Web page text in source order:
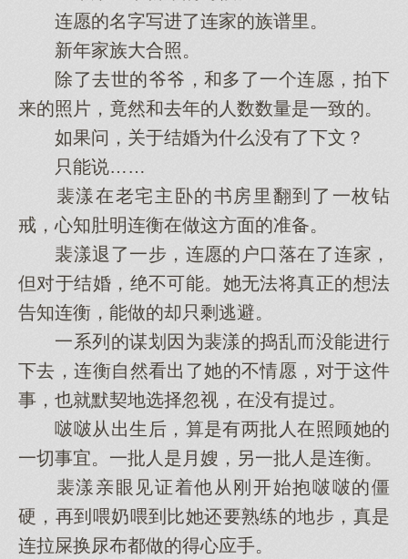
连愿的名字写进了连家的族谱里。
新年家族大合照。
除了去世的爷爷，和多了一个连愿，拍下
来的照片，竟然和去年的人数数量是一致的。
如果问，关于结婚为什么没有了下文？
只能说……
裴漾在老宅主卧的书房里翻到了一枚钻
戒，心知肚明连衡在做这方面的准备。
裴漾退了一步，连愿的户口落在了连家，
但对于结婚，绝不可能。她无法将真正的想法
告知连衡，能做的却只剩逃避。
一系列的谋划因为裴漾的捣乱而没能进行
下去，连衡自然看出了她的不情愿，对于这件
事，也就默契地选择忽视，在没有提过。
啵啵从出生后，算是有两批人在照顾她的
一切事宜。一批人是月嫂，另一批人是连衡。
裴漾亲眼见证着他从刚开始抱啵啵的僵
硬，再到喂奶喂到比她还要熟练的地步，真是
连拉屎换尿布都做的得心应手。